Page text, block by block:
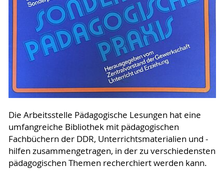
Die Arbeitsstelle Pädagogische Lesungen hat eine
umfangreiche Bibliothek mit pädagogischen
Fachbüchern der DDR, Unterrichtsmaterialien und -
hilfen zusammengetragen, in der zu verschiedensten
pädagogischen Themen recherchiert werden kann.